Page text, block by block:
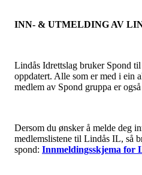
INN- & UTMELDING AV
Lindås Idrettslag bruker Spond
oppdatert. Alle som er med i ein
medlem av Spond gruppa er
Dersom du ønsker å melde deg
medlemslistene til Lindås IL, så
spond: Innmeldingsskjema for